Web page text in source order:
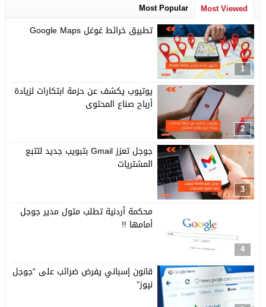
Most Viewed
Most Popular
1
تطبيق خرائط غوغل Google Maps
2
يوتيوب يكشف عن حزمة ابتكارات لزيادة
أرباح صناع المحتوى
3
جوجل تعزز Gmail بتبويب جديد لتتبع
المشتريات
4
محكمة أردنية تطلب مثول مدير جوجل
أمامها !!
قانون إسباني يفرض ضرائب على “جوجل
نيوز”